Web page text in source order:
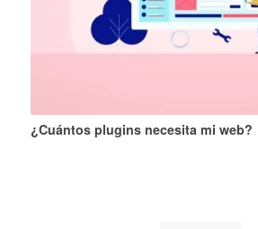
¿Cuántos plugins necesita mi web?